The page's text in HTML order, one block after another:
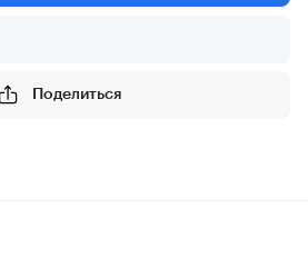
Поделиться